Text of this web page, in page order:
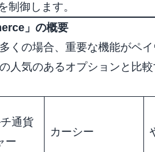
制御します。
」の概要
くの場合、重要な機能がペ
人気のあるオプションと比
通貨
ー
カーシー